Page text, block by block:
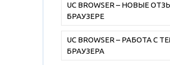
UC BROWSER – НОВЫЕ
БРАУЗЕРЕ
UC BROWSER – РАБОТА С
БРАУЗЕРА